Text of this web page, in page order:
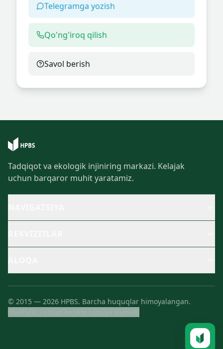
Telegramga yozish
Qo'ng'iroq qilish
Savol berish
Tadqiqot va ekologik injiniring markazi. Kelajak
uchun barqaror muhit yaratamiz.
© 2015 — 2026 HPBS. Barcha huquqlar himoyalangan.